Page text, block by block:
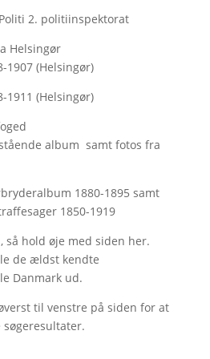
2. politiinspektorat
Helsingør
1907 (Helsingør)
1911 (Helsingør)
album samt fotos fra
1880-1895 samt
1850-1919
så hold øje med siden her.
de ældst kendte
Danmark ud.
til venstre på siden for at